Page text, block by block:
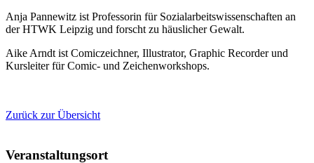
Anja Pannewitz ist Professorin für Sozialarbeitswissenschaften an
der HTWK Leipzig und forscht zu häuslicher Gewalt.
Aike Arndt ist Comiczeichner, Illustrator, Graphic Recorder und
Kursleiter für Comic- und Zeichenworkshops.
Zurück zur Übersicht
Veranstaltungsort